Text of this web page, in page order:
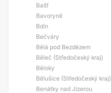
Bašť
Bavoryně
Bdín
Bečváry
Bělá pod Bezdězem
Běleč (Středočeský kraj)
Běloky
Bělušice (Středočeský kraj)
Benátky nad Jizerou